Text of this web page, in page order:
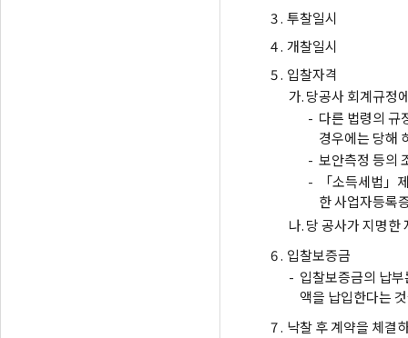
3 . 투찰일시
4 . 개찰일시
5 . 입찰자격
가.당공사 회계규정
- 다른 법령의 규
경우에는 당해
- 보안측정 등의
-
「소득세법」
한 사업자등록
나.당 공사가 지명
6 . 입찰보증금
- 입찰보증금의 납
액을 납입한다는
7 . 낙찰 후 계약을 체결